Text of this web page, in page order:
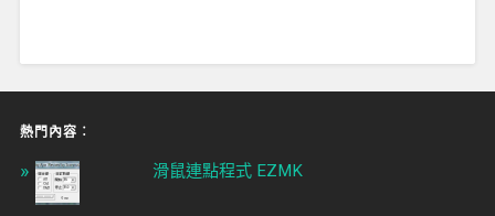
熱門內容︰
滑鼠連點程式 EZMK